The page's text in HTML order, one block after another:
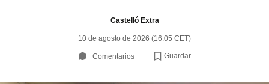
Castelló Extra
10 de agosto de 2026 (16:05 CET)
Comentarios Guardar